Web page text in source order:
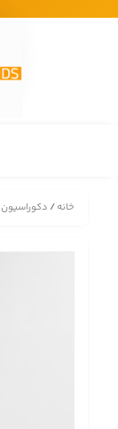
خانه/ دکوراسیون